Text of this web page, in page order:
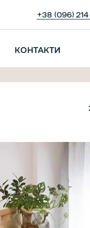
+38 (096) 214
КОНТАКТИ